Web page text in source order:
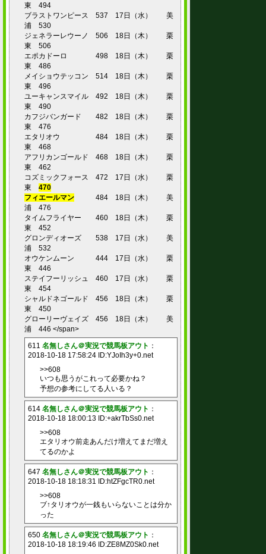
東 494
ブラストワンピース 537 17日（水） 美
浦 530
ジェネラーレウーノ 506 18日（木） 栗
東 506
エポカドーロ 498 18日（木） 栗
東 486
メイショウテッコン 514 18日（木） 栗
東 496
ユーキャンスマイル 492 18日（木） 栗
東 490
カフジバンガード 482 18日（木） 栗
東 476
エタリオウ 484 18日（木） 栗
東 468
アフリカンゴールド 468 18日（木） 栗
東 462
コズミックフォース 472 17日（水） 栗
東 470
フィエールマン 484 18日（木） 美
浦 476
タイムフライヤー 460 18日（木） 栗
東 452
グロンディオーズ 538 17日（水） 美
浦 532
オウケンムーン 444 17日（水） 栗
東 446
ステイフーリッシュ 460 17日（水） 栗
東 454
シャルドネゴールド 456 18日（木） 栗
東 450
グローリーヴェイズ 456 18日（木） 美
浦 446 </span>
611 名無しさん＠実況で競馬板アウト ：
2018-10-18 17:58:24 ID:YJoIh3y+0.net
>>608
いつも思うがこれって必要かね？
予想の参考にしてる人いる？
614 名無しさん＠実況で競馬板アウト ：
2018-10-18 18:00:13 ID:+akrTbSs0.net
>>608
エタリオウ前走あんだけ増えてまだ増え
てるのかよ
647 名無しさん＠実況で競馬板アウト ：
2018-10-18 18:18:31 ID:htZFgcTR0.net
>>608
ブ↑タリオウが一銭もいらないことは分か
った
650 名無しさん＠実況で競馬板アウト ：
2018-10-18 18:19:46 ID:ZE8MZ0Sk0.net